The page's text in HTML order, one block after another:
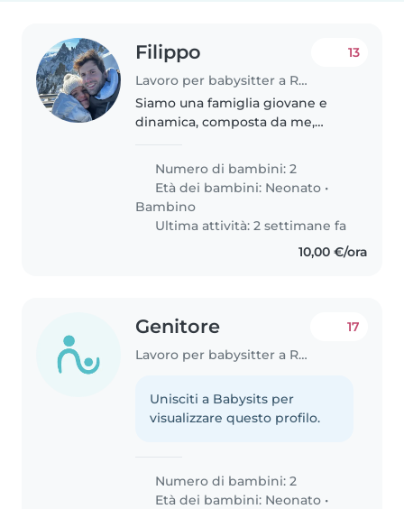
Filippo
Lavoro per babysitter a Rho
13
Siamo una famiglia giovane e
dinamica, composta da me,
moglie Simona, infermiera,
attualmente a casa in maternità.
Viviamo una quotidianità intensa
ma organizzata,..
Numero di bambini: 2
Età dei bambini: Neonato •
Bambino
Ultima attività: 2 settimane fa
10,00 €/ora
Genitore
Lavoro per babysitter a Rho
17
Unisciti a Babysits per
visualizzare questo profilo.
Numero di bambini: 2
Età dei bambini: Neonato •